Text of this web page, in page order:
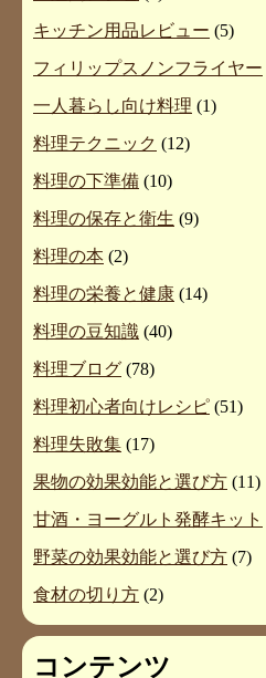
キッチン用品レビュー (5)
フィリップスノンフライヤー
一人暮らし向け料理 (1)
料理テクニック (12)
料理の下準備 (10)
料理の保存と衛生 (9)
料理の本 (2)
料理の栄養と健康 (14)
料理の豆知識 (40)
料理ブログ (78)
料理初心者向けレシピ (51)
料理失敗集 (17)
果物の効果効能と選び方 (11)
甘酒・ヨーグルト発酵キット
野菜の効果効能と選び方 (7)
食材の切り方 (2)
コンテンツ